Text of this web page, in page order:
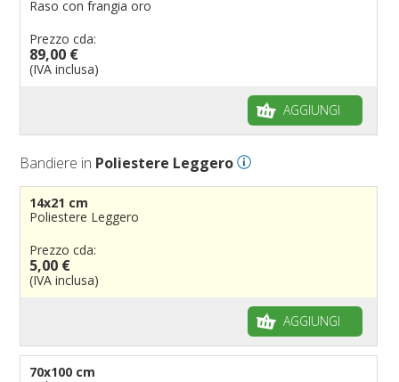
Raso con frangia oro
Prezzo cda:
89,00 €
(IVA inclusa)
AGGIUNGI
Bandiere in Poliestere Leggero
14x21 cm
Poliestere Leggero
Prezzo cda:
5,00 €
(IVA inclusa)
AGGIUNGI
70x100 cm